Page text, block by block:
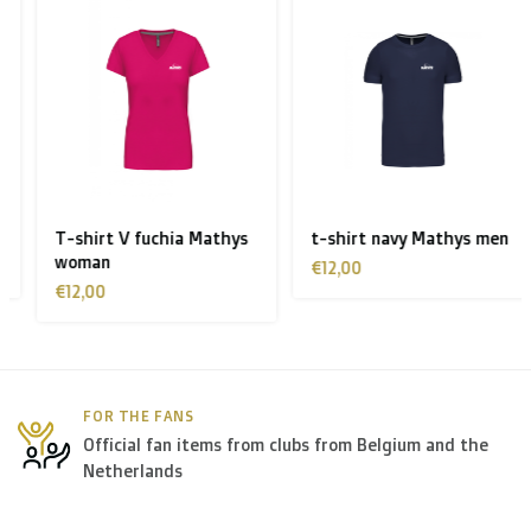
T-shirt V fuchia Mathys
woman
€12,00
t-shirt navy Mathys men
€12,00
FOR THE FANS
Official fan items from clubs from Belgium and the
Netherlands